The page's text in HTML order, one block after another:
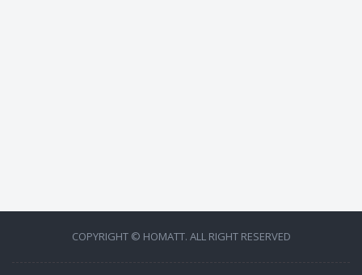
COPYRIGHT © HOMATT. ALL RIGHT RESERVED